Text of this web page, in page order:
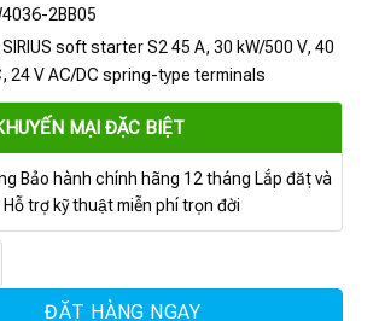
2BB05
SIRIUS soft starter S2 45 A, 30 kW/500 V, 40
24 V AC/DC spring-type terminals
MẠI ĐẶC BIỆT
Bảo hành chính hãng 12 tháng Lắp đặt và
trợ kỹ thuật miễn phí trọn đời
ĐẶT HÀNG NGAY